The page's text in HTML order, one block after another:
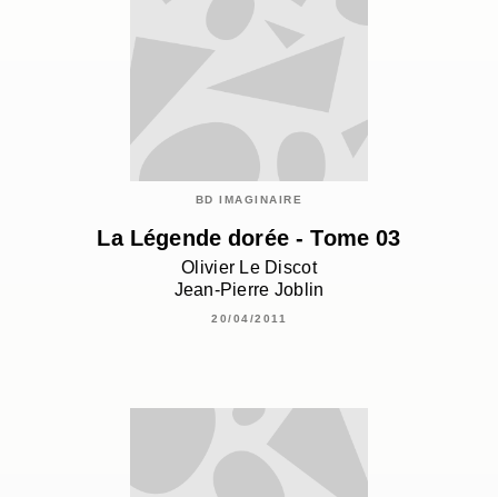
BD IMAGINAIRE
La Légende dorée - Tome 03
Olivier Le Discot
Jean-Pierre Joblin
20/04/2011